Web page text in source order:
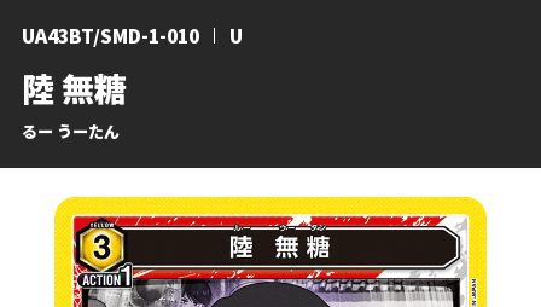
陸 無糖
るー うーたん
UA43BT/SMD-1-010 U